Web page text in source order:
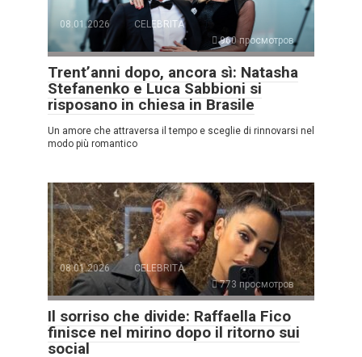
08.01.2026
CELEBRITÀ
960 просмотров
Trent’anni dopo, ancora sì: Natasha
Stefanenko e Luca Sabbioni si
risposano in chiesa in Brasile
Un amore che attraversa il tempo e sceglie di rinnovarsi nel
modo più romantico
08.01.2026
CELEBRITÀ
773 просмотров
Il sorriso che divide: Raffaella Fico
finisce nel mirino dopo il ritorno sui
social